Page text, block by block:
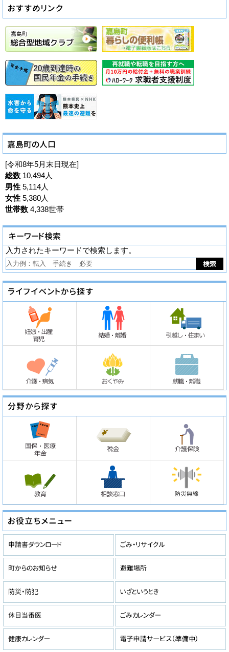
[令和8年5月末日現在]
総数 10,494人
男性 5,114人
女性 5,380人
世帯数 4,338世帯
入力されたキーワードで検索します。